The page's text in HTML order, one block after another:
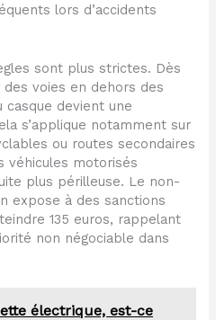
lors d’accidents
sont plus strictes. Dès
des voies en dehors des
devient une
s’applique notamment sur
ou routes secondaires
véhicules motorisés
plus périlleuse. Le non-
expose à des sanctions
135 euros, rappelant
non négociable dans
électrique, est-ce